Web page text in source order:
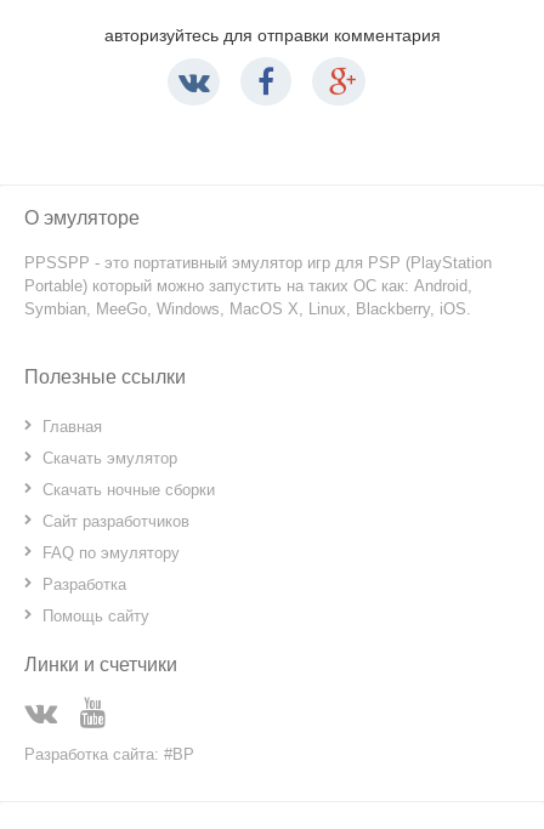
авторизуйтесь для отправки комментария
О эмуляторе
PPSSPP - это портативный эмулятор игр для PSP (PlayStation
Portable) который можно запустить на таких ОС как: Android,
Symbian, MeeGo, Windows, MacOS X, Linux, Blackberry, iOS.
Полезные ссылки
Главная
Скачать эмулятор
Скачать ночные сборки
Сайт разработчиков
FAQ по эмулятору
Разработка
Помощь сайту
Линки и счетчики
Разработка сайта: #BP